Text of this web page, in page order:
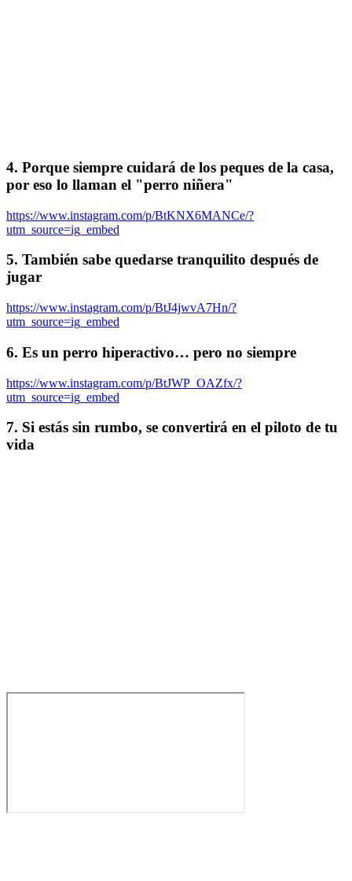
4. Porque siempre cuidará de los peques de la casa,
por eso lo llaman el "perro niñera"
https://www.instagram.com/p/BtKNX6MANCe/?
utm_source=ig_embed
5. También sabe quedarse tranquilito después de
jugar
https://www.instagram.com/p/BtJ4jwvA7Hn/?
utm_source=ig_embed
6. Es un perro hiperactivo… pero no siempre
https://www.instagram.com/p/BtJWP_OAZfx/?
utm_source=ig_embed
7. Si estás sin rumbo, se convertirá en el piloto de tu
vida